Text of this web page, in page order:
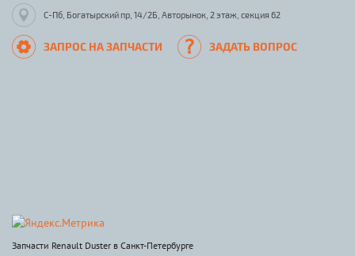
С-Пб, Богатырский пр, 14/2Б, Авторынок, 2 этаж, секция 62
ЗАПРОС НА ЗАПЧАСТИ ЗАДАТЬ ВОПРОС
Запчасти Renault Duster в Санкт-Петербурге